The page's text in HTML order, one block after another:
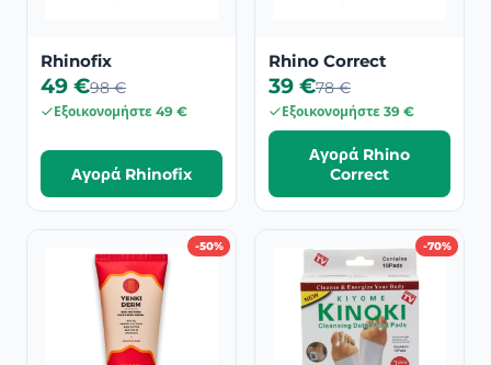
Rhinofix
49 €98 €
Εξοικονομήστε 49 €
Αγορά Rhinofix
Rhino Correct
39 €78 €
Εξοικονομήστε 39 €
Αγορά Rhino
Correct
-50% -70%